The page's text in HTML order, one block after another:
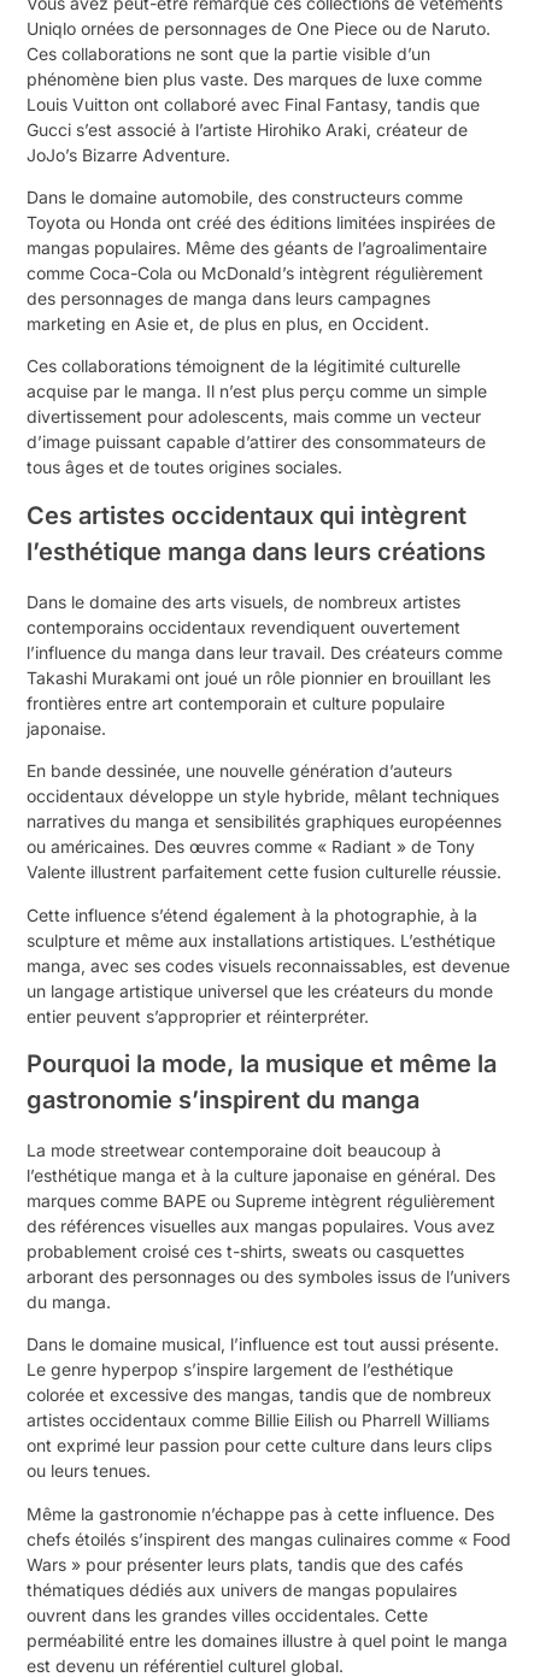
Uniqlo ornées de personnages de One Piece ou de Naruto.
Ces collaborations ne sont que la partie visible d’un
phénomène bien plus vaste. Des marques de luxe comme
Louis Vuitton ont collaboré avec Final Fantasy, tandis que
Gucci s’est associé à l’artiste Hirohiko Araki, créateur de
JoJo’s Bizarre Adventure.
Dans le domaine automobile, des constructeurs comme
Toyota ou Honda ont créé des éditions limitées inspirées de
mangas populaires. Même des géants de l’agroalimentaire
comme Coca-Cola ou McDonald’s intègrent régulièrement
des personnages de manga dans leurs campagnes
marketing en Asie et, de plus en plus, en Occident.
Ces collaborations témoignent de la légitimité culturelle
acquise par le manga. Il n’est plus perçu comme un simple
divertissement pour adolescents, mais comme un vecteur
d’image puissant capable d’attirer des consommateurs de
tous âges et de toutes origines sociales.
Ces artistes occidentaux qui intègrent
l’esthétique manga dans leurs créations
Dans le domaine des arts visuels, de nombreux artistes
contemporains occidentaux revendiquent ouvertement
l’influence du manga dans leur travail. Des créateurs comme
Takashi Murakami ont joué un rôle pionnier en brouillant les
frontières entre art contemporain et culture populaire
japonaise.
En bande dessinée, une nouvelle génération d’auteurs
occidentaux développe un style hybride, mêlant techniques
narratives du manga et sensibilités graphiques européennes
ou américaines. Des œuvres comme « Radiant » de Tony
Valente illustrent parfaitement cette fusion culturelle réussie.
Cette influence s’étend également à la photographie, à la
sculpture et même aux installations artistiques. L’esthétique
manga, avec ses codes visuels reconnaissables, est devenue
un langage artistique universel que les créateurs du monde
entier peuvent s’approprier et réinterpréter.
Pourquoi la mode, la musique et même la
gastronomie s’inspirent du manga
La mode streetwear contemporaine doit beaucoup à
l’esthétique manga et à la culture japonaise en général. Des
marques comme BAPE ou Supreme intègrent régulièrement
des références visuelles aux mangas populaires. Vous avez
probablement croisé ces t-shirts, sweats ou casquettes
arborant des personnages ou des symboles issus de l’univers
du manga.
Dans le domaine musical, l’influence est tout aussi présente.
Le genre hyperpop s’inspire largement de l’esthétique
colorée et excessive des mangas, tandis que de nombreux
artistes occidentaux comme Billie Eilish ou Pharrell Williams
ont exprimé leur passion pour cette culture dans leurs clips
ou leurs tenues.
Même la gastronomie n’échappe pas à cette influence. Des
chefs étoilés s’inspirent des mangas culinaires comme « Food
Wars » pour présenter leurs plats, tandis que des cafés
thématiques dédiés aux univers de mangas populaires
ouvrent dans les grandes villes occidentales. Cette
perméabilité entre les domaines illustre à quel point le manga
est devenu un référentiel culturel global.